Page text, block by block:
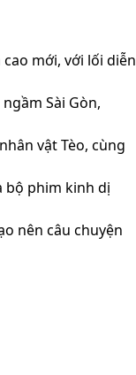
mới, với lối diễn
Sài Gòn,
vật Tèo, cùng
bộ phim kinh dị
nên câu chuyện